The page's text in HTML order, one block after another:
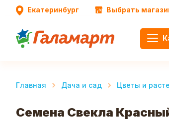
Екатеринбург Выбрать
Главная Дача и сад Цветы и
Семена Свекла